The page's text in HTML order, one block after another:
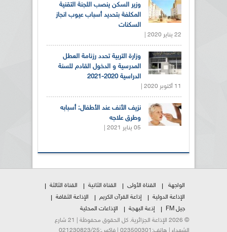
وزير السكن ينصب اللجنة التقنية
المكلفة بتحديد أسباب عيوب انجاز
السكنات
22 يناير 2020 |
وزارة التربية تحدد رزنامة العطل
المدرسية و الدخول القادم للسنة
الدراسية 2020-2021
11 أكتوبر 2020 |
نزيف الأنف عند الأطفال: أسبابه
وطرق علاجه
05 يناير 2021 |
الواجهة القناة الأولى القناة الثانية
القناة الثالثة
الإذاعة الدولية
إذاعة القرآن الكريم
الإذاعة الثقافة
جيل FM
إذعة البهجة
الإذاعات المحلية
© 2026 الإذاعة الجزائرية. كل الحقوق محفوظة | 21 شارع
الشهداء | هاتف:023500301 | فاكس:021230823/25